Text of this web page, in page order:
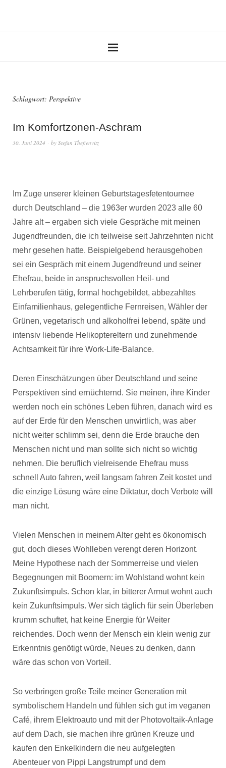
Schlagwort: Perspektive
Im Komfortzonen-Aschram
30. Juni 2024 by Stefan Theßenvitz
Im Zuge unserer kleinen Geburtstagesfetentournee
durch Deutschland – die 1963er wurden 2023 alle 60
Jahre alt – ergaben sich viele Gespräche mit meinen
Jugendfreunden, die ich teilweise seit Jahrzehnten nicht
mehr gesehen hatte. Beispielgebend herausgehoben
sei ein Gespräch mit einem Jugendfreund und seiner
Ehefrau, beide in anspruchsvollen Heil- und
Lehrberufen tätig, formal hochgebildet, abbezahltes
Einfamilienhaus, gelegentliche Fernreisen, Wähler der
Grünen, vegetarisch und alkoholfrei lebend, späte und
intensiv liebende Helikoptereltern und zunehmende
Achtsamkeit für ihre Work-Life-Balance.
Deren Einschätzungen über Deutschland und seine
Perspektiven sind ernüchternd. Sie meinen, ihre Kinder
werden noch ein schönes Leben führen, danach wird es
auf der Erde für den Menschen unwirtlich, was aber
nicht weiter schlimm sei, denn die Erde brauche den
Menschen nicht und man sollte sich nicht so wichtig
nehmen. Die beruflich vielreisende Ehefrau muss
schnell Auto fahren, weil langsam fahren Zeit kostet und
die einzige Lösung wäre eine Diktatur, doch Verbote will
man nicht.
Vielen Menschen in meinem Alter geht es ökonomisch
gut, doch dieses Wohlleben verengt deren Horizont.
Meine Hypothese nach der Sommerreise und vielen
Begegnungen mit Boomern: im Wohlstand wohnt kein
Zukunftsimpuls. Schon klar, in bitterer Armut wohnt auch
kein Zukunftsimpuls. Wer sich täglich für sein Überleben
krumm schuftet, hat keine Energie für Weiter
reichendes. Doch wenn der Mensch ein klein wenig zur
Erkenntnis genötigt würde, Neues zu denken, dann
wäre das schon von Vorteil.
So verbringen große Teile meiner Generation mit
symbolischem Handeln und fühlen sich gut im veganen
Café, ihrem Elektroauto und mit der Photovoltaik-Anlage
auf dem Dach, sie machen ihre grünen Kreuze und
kaufen den Enkelkindern die neu aufgelegten
Abenteuer von Pippi Langstrumpf und dem